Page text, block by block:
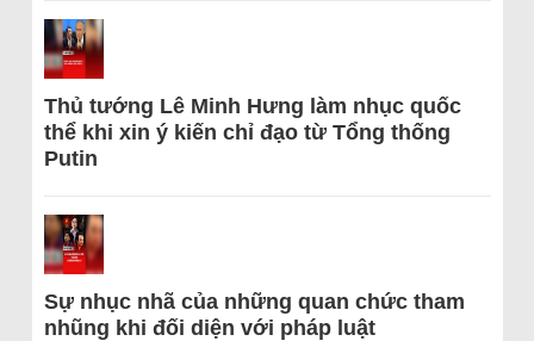
Thủ tướng Lê Minh Hưng làm nhục quốc
thể khi xin ý kiến chỉ đạo từ Tổng thống
Putin
Sự nhục nhã của những quan chức tham
nhũng khi đối diện với pháp luật